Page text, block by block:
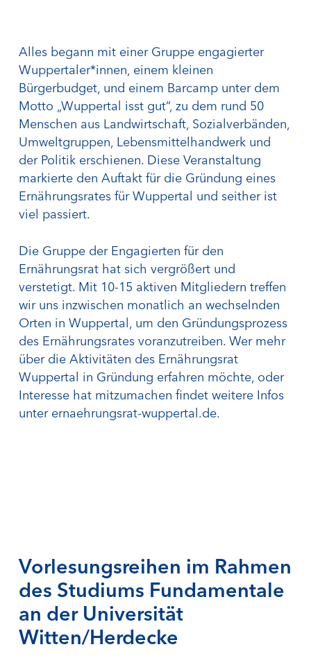
Alles begann mit einer Gruppe engagierter
Wuppertaler*innen, einem kleinen
Bürgerbudget, und einem Barcamp unter dem
Motto „Wuppertal isst gut“, zu dem rund 50
Menschen aus Landwirtschaft, Sozialverbänden,
Umweltgruppen, Lebensmittelhandwerk und
der Politik erschienen. Diese Veranstaltung
markierte den Auftakt für die Gründung eines
Ernährungsrates für Wuppertal und seither ist
viel passiert.
Die Gruppe der Engagierten für den
Ernährungsrat hat sich vergrößert und
verstetigt. Mit 10-15 aktiven Mitgliedern treffen
wir uns inzwischen monatlich an wechselnden
Orten in Wuppertal, um den Gründungsprozess
des Ernährungsrates voranzutreiben. Wer mehr
über die Aktivitäten des Ernährungsrat
Wuppertal in Gründung erfahren möchte, oder
Interesse hat mitzumachen findet weitere Infos
unter ernaehrungsrat-wuppertal.de.
Vorlesungsreihen im Rahmen
des Studiums Fundamentale
an der Universität
Witten/Herdecke